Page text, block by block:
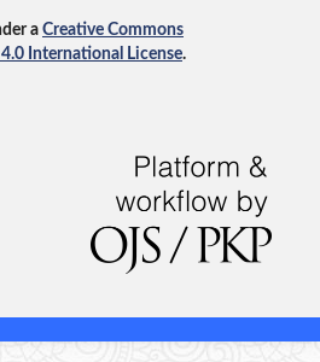
a Creative Commons
International License.